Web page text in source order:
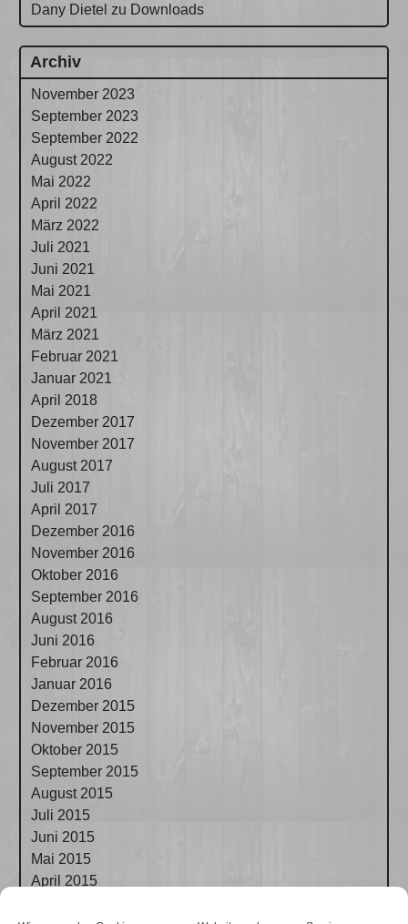
Dany Dietel zu Downloads
Archiv
November 2023
September 2023
September 2022
August 2022
Mai 2022
April 2022
März 2022
Juli 2021
Juni 2021
Mai 2021
April 2021
März 2021
Februar 2021
Januar 2021
April 2018
Dezember 2017
November 2017
August 2017
Juli 2017
April 2017
Dezember 2016
November 2016
Oktober 2016
September 2016
August 2016
Juni 2016
Februar 2016
Januar 2016
Dezember 2015
November 2015
Oktober 2015
September 2015
August 2015
Juli 2015
Juni 2015
Mai 2015
April 2015